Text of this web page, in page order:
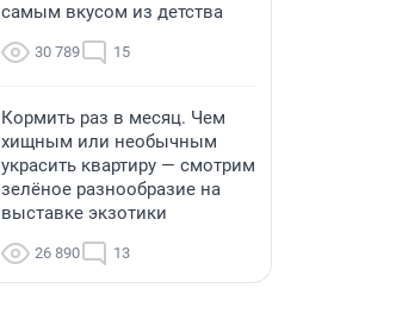
самым вкусом из детства
30 789 15
Кормить раз в месяц. Чем
хищным или необычным
украсить квартиру — смотрим
зелёное разнообразие на
выставке экзотики
26 890 13